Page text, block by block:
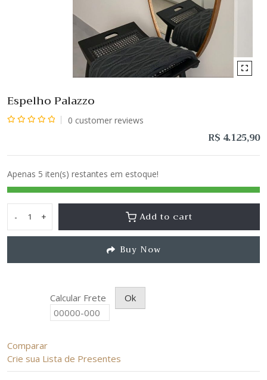
Espelho Palazzo
5
0 customer reviews
R$ 4.125,90
Apenas 5 iten(s) restantes em estoque!
-
Espelho
Palazzo
+ Add to cart
Buy Now
Comparar
Calcular Frete Ok
Crie sua Lista de Presentes